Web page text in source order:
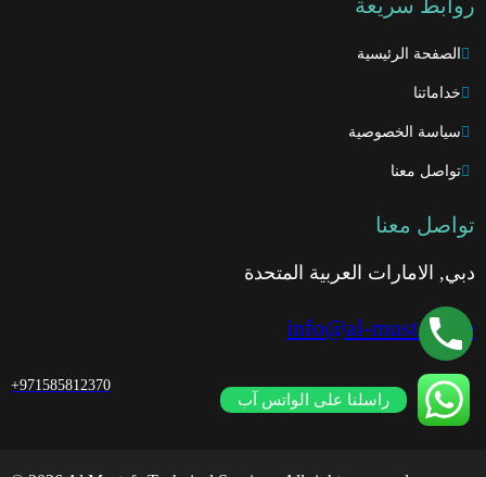
روابط سريعة
الصفحة الرئيسية
خداماتنا
سياسة الخصوصية
تواصل معنا
تواصل معنا
دبي, الامارات العربية المتحدة
info@al-mustafa.ae
+971585812370
راسلنا على الواتس آب